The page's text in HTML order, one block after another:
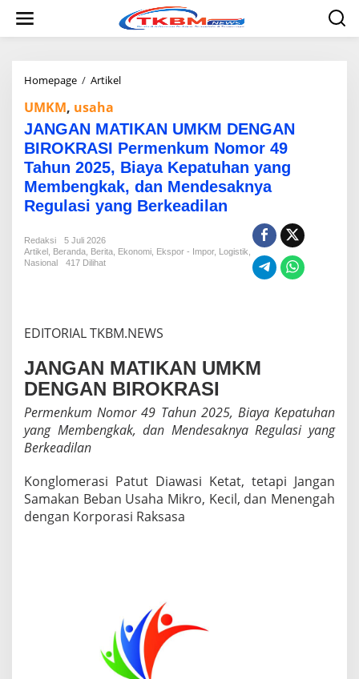
w
Homepage / Artikel
G
A
N
M
A
T
I
N
D
E
G
A
N
B
I
R
A
S
k
u
m
N
UMKM, usaha
JANGAN MATIKAN UMKM DENGAN
BIROKRASI Permenkum Nomor 49
Tahun 2025, Biaya Kepatuhan yang
Membengkak, dan Mendesaknya
Regulasi yang Berkeadilan
Redaksi
5 Juli 2026
Artikel Beranda Berita Ekonomi Ekspor - Impor, Logistik
Nasional
417 Dilihat
EDITORIAL TKBM.NEWS
JANGAN MATIKAN UMKM
DENGAN BIROKRASI
Permenkum Nomor 49 Tahun 2025, Biaya Kepatuhan
yang Membengkak, dan Mendesaknya Regulasi yang
Berkeadilan
Konglomerasi Patut Diawasi Ketat, tetapi Jangan
Samakan Beban Usaha Mikro, Kecil, dan Menengah
dengan Korporasi Raksasa